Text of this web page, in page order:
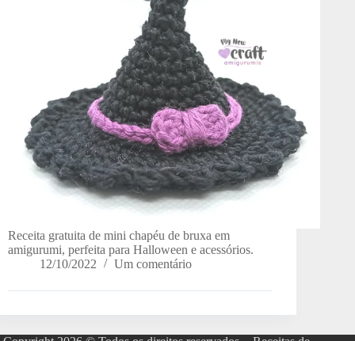
Receita gratuita de mini chapéu de bruxa em
amigurumi, perfeita para Halloween e acessórios.
12/10/2022
Um comentário